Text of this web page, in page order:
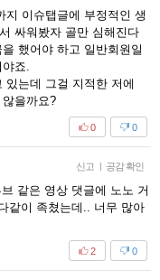
지 이슈탭글에 부정적인 생
싸워봤자 골만 심해진다
했어야 하고 일반회원일
죠.
있는데 그걸 지적한 저에
을까요?
0
0
신고 공감 확인
같은 영상 댓글에 노노 거
같이 족쳤는데.. 너무 많아
0
2